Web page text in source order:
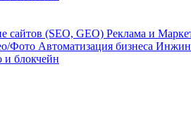
сайтов (SEO, GEO) Реклама и
Фото Автоматизация бизнеса
и блокчейн